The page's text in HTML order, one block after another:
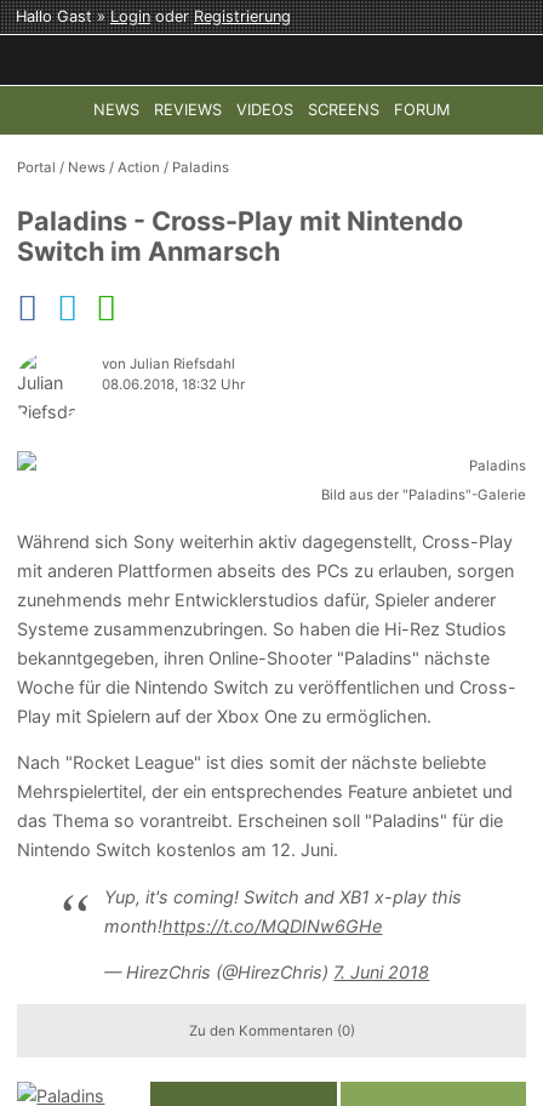
Hallo Gast »LoginoderRegistrierung
NEWS REVIEWS VIDEOS SCREENS FORUM
TOP-THEMEN: COD: MODERN WARFARE 4 HALO:
Portal / News /Action / Paladins
Paladins - Cross-Play mit Nintendo
Switch im Anmarsch
von Julian Riefsdahl
08.06.2018, 18:32 Uhr
Bild aus der "Paladins"-Galerie
Während sich Sony weiterhin aktiv dagegenstellt, Cross-Play
mit anderen Plattformen abseits des PCs zu erlauben, sorgen
zunehmends mehr Entwicklerstudios dafür, Spieler anderer
Systeme zusammenzubringen. So haben die Hi-Rez Studios
bekanntgegeben, ihren Online-Shooter "Paladins" nächste
Woche für die Nintendo Switch zu veröffentlichen und Cross-
Play mit Spielern auf der Xbox One zu ermöglichen.
Nach "Rocket League" ist dies somit der nächste beliebte
Mehrspielertitel, der ein entsprechendes Feature anbietet und
das Thema so vorantreibt. Erscheinen soll "Paladins" für die
Nintendo Switch kostenlos am 12. Juni.
Yup, it's coming! Switch and XB1 x-play this
month!https://t.co/MQDINw6GHe
— HirezChris (@HirezChris) 7. Juni 2018
Zu den Kommentaren (0)